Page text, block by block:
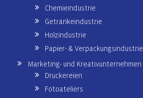
Chemieindustrie
Getränkeindustrie
Holzindustrie
Papier- & Verpackungsindustrie
Marketing- und Kreativunternehmen
Druckereien
Fotoateliers